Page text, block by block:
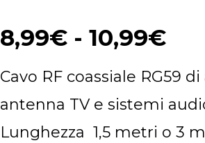
8,99€ - 10,99€da
a
Cavo RF coassiale RG59
antenna TV e sistemi
Lunghezza 1,5 metri o 3
metri